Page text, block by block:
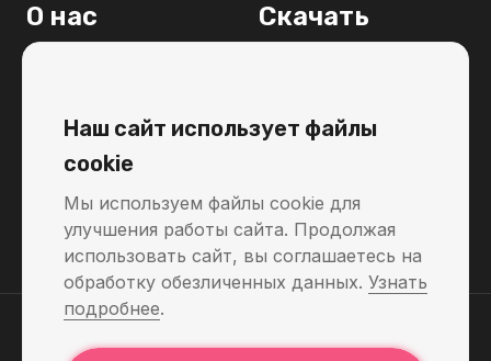
О нас
Связаться с нами
Поддержка
Скачать
Android
Raspbian 12
Политика возврата
Наш сайт использует файлы
cookie
Мы используем файлы cookie для
улучшения работы сайта. Продолжая
использовать сайт, вы соглашаетесь на
обработку обезличенных данных. Узнать
подробнее.